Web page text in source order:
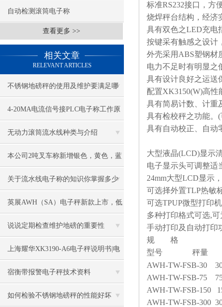
自动检测滚筒电子称
查看更多 >>
相关文章
RELEVANT ARTICLES
不锈钢地磅秤的使用及维护要满足哪
些要求
4-20MA电流信号接PLC电子称工作原
理
无动力滚筒流水线种类与介绍
本公司2吨叉车称新增银色，黄色，蓝
色，黑色可选
关于流水线电子称的知识你掌握多少
英展AWH（SA）电子秤新款上市，低
价冲市场
说说定期检查维护地磅的重要性
上海耀华XK3190-A6电子秤说明书|电
子秤|电子叉车称|磅秤
宿衡带报警电子秤技术资料
如何检验不锈钢地磅秤的性能好坏
标准RS232接口，方
烧焊秤台结构，经济
具有双色之LED充电
按键采有触感之设计
外壳采用 ABS塑钢材
电力不足时有明显之
具有设计良好之运送
配置XK3150(W)高性
具有简易计数、计重
具有检校秤之功能。 (
具有自动校正、自动
大型液晶(LCD)显示
电子显示头可调整适
24mm大型LCD显示
可选择外置TLP热敏
可选TPUP微型打印机
多种打印格式可选,可
手动打印及自动打印
规 格
型号
秤量
AWH-TW-FSB-30
AWH-TW-FSB-75
AWH-TW-FSB-
AWH-TW-FSB-